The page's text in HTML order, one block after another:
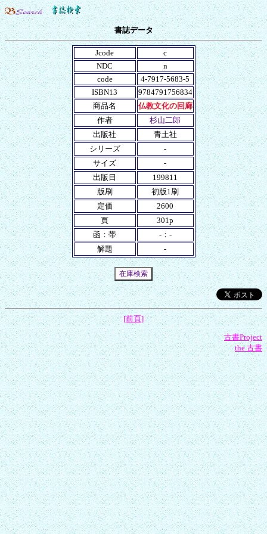
書誌データ
Jcode
c
NDC
n
code
4-7917-5683-5
ISBN13
9784791756834
商品名
仏教文化の回廊
作者
杉山二郎
出版社
青土社
シリーズ
-
サイズ
-
出版日
199811
版刷
初版1刷
定価
2600
頁
301p
函：帯
-：-
解題
-
[前頁]
古書Project
the 古書